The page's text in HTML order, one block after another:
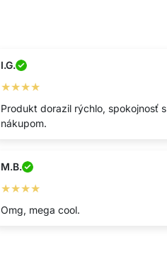
I.G.
★★★★
Produkt dorazil rýchlo, spokojnosť s
nákupom.
M.B.
★★★★
Omg, mega cool.